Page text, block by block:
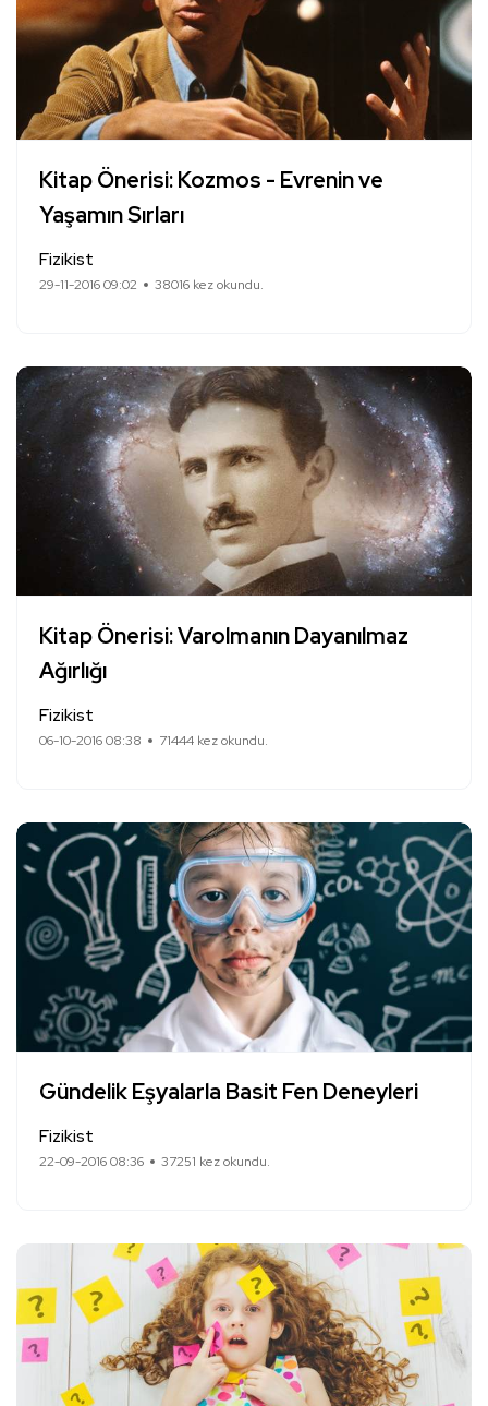
Kitap Önerisi: Kozmos - Evrenin ve
Yaşamın Sırları
Fizikist
29-11-2016 09:02 38016 kez okundu.
Kitap Önerisi: Varolmanın Dayanılmaz
Ağırlığı
Fizikist
06-10-2016 08:38 71444 kez okundu.
Gündelik Eşyalarla Basit Fen Deneyleri
Fizikist
22-09-2016 08:36 37251 kez okundu.